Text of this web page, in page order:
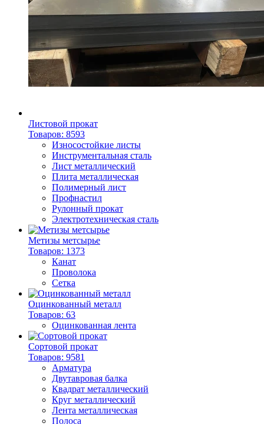
Листовой прокат
Товаров: 8593
Износостойкие листы
Инструментальная сталь
Лист металлический
Плита металлическая
Полимерный лист
Профнастил
Рулонный прокат
Электротехническая сталь
Метизы метсырье
Товаров: 1373
Канат
Проволока
Сетка
Оцинкованный металл
Товаров: 63
Оцинкованная лента
Сортовой прокат
Товаров: 9581
Арматура
Двутавровая балка
Квадрат металлический
Круг металлический
Лента металлическая
Полоса